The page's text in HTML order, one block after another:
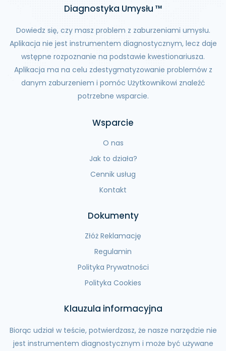
Diagnostyka Umysłu ™
Dowiedz się, czy masz problem z zaburzeniami umysłu.
Aplikacja nie jest instrumentem diagnostycznym, lecz daje
wstępne rozpoznanie na podstawie kwestionariusza.
Aplikacja ma na celu zdestygmatyzowanie problemów z
danym zaburzeniem i pomóc Użytkownikowi znaleźć
potrzebne wsparcie.
Wsparcie
O nas
Jak to działa?
Cennik usług
Kontakt
Dokumenty
Złóż Reklamację
Regulamin
Polityka Prywatności
Polityka Cookies
Klauzula informacyjna
Biorąc udział w teście, potwierdzasz, że nasze narzędzie nie
jest instrumentem diagnostycznym i może być używane